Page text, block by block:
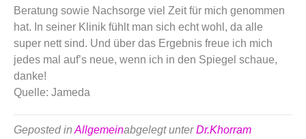
Beratung sowie Nachsorge viel Zeit für mich genommen
hat. In seiner Klinik fühlt man sich echt wohl, da alle
super nett sind. Und über das Ergebnis freue ich mich
jedes mal auf’s neue, wenn ich in den Spiegel schaue,
danke!
Quelle: Jameda
Geposted in Allgemeinabgelegt unterDr.Khorram